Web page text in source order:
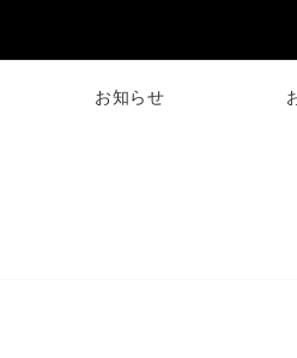
お知らせ